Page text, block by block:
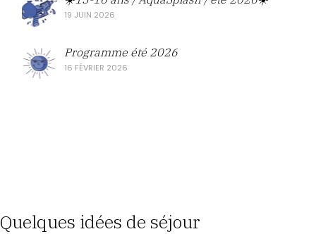
19 JUIN 2026
Programme été 2026
16 FÉVRIER 2026
Quelques idées de séjour